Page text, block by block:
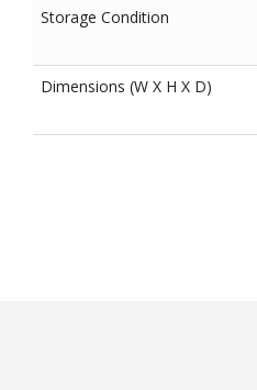
Storage Condition
Dimensions (W X H X D)